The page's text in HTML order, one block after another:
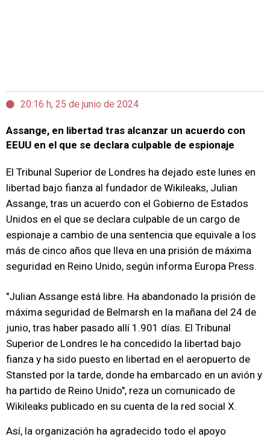
20:16 h, 25 de junio de 2024
Assange, en libertad tras alcanzar un acuerdo con
EEUU en el que se declara culpable de espionaje
El Tribunal Superior de Londres ha dejado este lunes en
libertad bajo fianza al fundador de Wikileaks, Julian
Assange, tras un acuerdo con el Gobierno de Estados
Unidos en el que se declara culpable de un cargo de
espionaje a cambio de una sentencia que equivale a los
más de cinco años que lleva en una prisión de máxima
seguridad en Reino Unido, según informa Europa Press.
"Julian Assange está libre. Ha abandonado la prisión de
máxima seguridad de Belmarsh en la mañana del 24 de
junio, tras haber pasado allí 1.901 días. El Tribunal
Superior de Londres le ha concedido la libertad bajo
fianza y ha sido puesto en libertad en el aeropuerto de
Stansted por la tarde, donde ha embarcado en un avión y
ha partido de Reino Unido", reza un comunicado de
Wikileaks publicado en su cuenta de la red social X.
Así, la organización ha agradecido todo el apoyo